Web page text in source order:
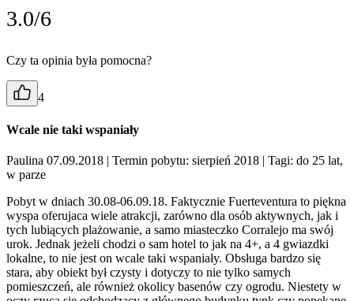
3.0/6
Czy ta opinia była pomocna?
4
Wcale nie taki wspaniały
Paulina 07.09.2018 | Termin pobytu: sierpień 2018 | Tagi: do 25 lat,
w parze
Pobyt w dniach 30.08-06.09.18. Faktycznie Fuerteventura to piękna
wyspa oferujaca wiele atrakcji, zarówno dla osób aktywnych, jak i
tych lubiących plażowanie, a samo miasteczko Corralejo ma swój
urok. Jednak jeżeli chodzi o sam hotel to jak na 4+, a 4 gwiazdki
lokalne, to nie jest on wcale taki wspaniały. Obsługa bardzo się
stara, aby obiekt był czysty i dotyczy to nie tylko samych
pomieszczeń, ale również okolicy basenów czy ogrodu. Niestety w